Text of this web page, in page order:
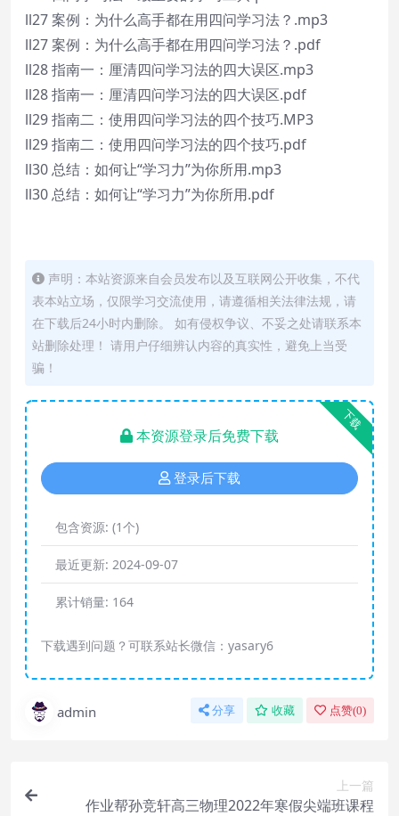
ll27 案例：为什么高手都在用四问学习法？.mp3
ll27 案例：为什么高手都在用四问学习法？.pdf
ll28 指南一：厘清四问学习法的四大误区.mp3
ll28 指南一：厘清四问学习法的四大误区.pdf
ll29 指南二：使用四问学习法的四个技巧.MP3
ll29 指南二：使用四问学习法的四个技巧.pdf
ll30 总结：如何让“学习力”为你所用.mp3
ll30 总结：如何让“学习力”为你所用.pdf
声明：本站资源来自会员发布以及互联网公开收集，不代
表本站立场，仅限学习交流使用，请遵循相关法律法规，请
在下载后24小时内删除。 如有侵权争议、不妥之处请联系本
站删除处理！ 请用户仔细辨认内容的真实性，避免上当受
骗！
下载
本资源登录后免费下载
登录后下载
包含资源: (1个)
最近更新: 2024-09-07
累计销量: 164
下载遇到问题？可联系站长微信：yasary6
admin 分享 收藏 点赞(0)
上一篇
作业帮孙竞轩高三物理2022年寒假尖端班课程